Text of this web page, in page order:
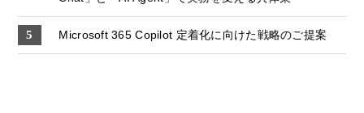
Microsoft 365 Copilot 定着化に向けた戦略のご提案